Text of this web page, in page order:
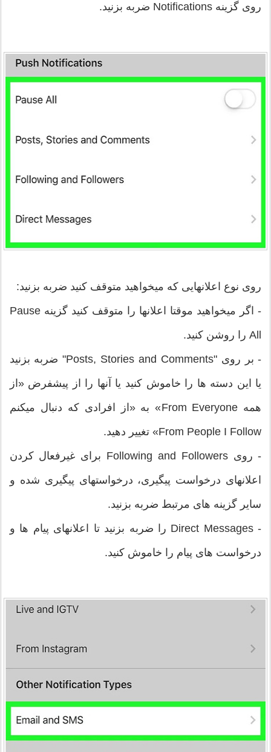
روی گزینه Notifications ضربه بزنید.
روی نوع اعلانهایی که میخواهید متوقف کنید ضربه بزنید:
- اگر میخواهید موقتا اعلانها را متوقف کنید گزینه Pause
All را روشن کنید.
- بر روی "Posts, Stories and Comments" ضربه بزنید
یا این دسته ها را خاموش کنید یا آنها را از پیشفرض «از
همه From Everyone» به «از افرادی که دنبال میکنم
From People I Follow» تغییر دهید.
- روی Following and Followers برای غیرفعال کردن
اعلانهای درخواست پیگیری، درخواستهای پیگیری شده و
سایر گزینه های مرتبط ضربه بزنید.
- Direct Messages را ضربه بزنید تا اعلانهای پیام ها و
درخواست های پیام را خاموش کنید.